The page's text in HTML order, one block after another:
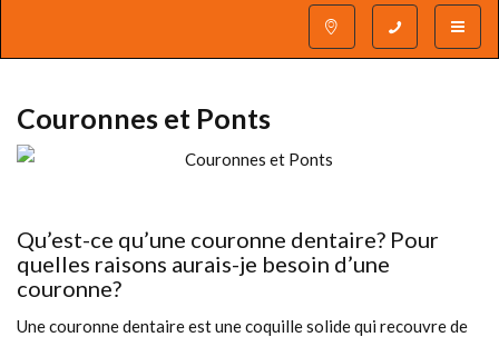
Toggle
Couronnes et Ponts
Qu’est-ce qu’une couronne dentaire? Pour
quelles raisons aurais-je besoin d’une
couronne?
Une couronne dentaire est une coquille solide qui recouvre de